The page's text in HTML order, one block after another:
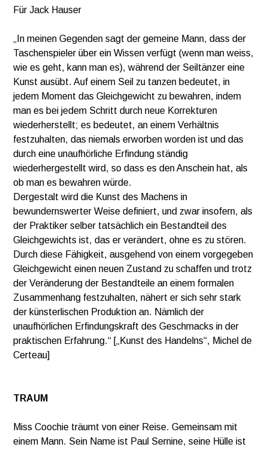
Für Jack Hauser
„In meinen Gegenden sagt der gemeine Mann, dass der
Taschenspieler über ein Wissen verfügt (wenn man weiss,
wie es geht, kann man es), während der Seiltänzer eine
Kunst ausübt. Auf einem Seil zu tanzen bedeutet, in
jedem Moment das Gleichgewicht zu bewahren, indem
man es bei jedem Schritt durch neue Korrekturen
wiederherstellt; es bedeutet, an einem Verhältnis
festzuhalten, das niemals erworben worden ist und das
durch eine unaufhörliche Erfindung ständig
wiederhergestellt wird, so dass es den Anschein hat, als
ob man es bewahren würde.
Dergestalt wird die Kunst des Machens in
bewundernswerter Weise definiert, und zwar insofern, als
der Praktiker selber tatsächlich ein Bestandteil des
Gleichgewichts ist, das er verändert, ohne es zu stören.
Durch diese Fähigkeit, ausgehend von einem vorgegeben
Gleichgewicht einen neuen Zustand zu schaffen und trotz
der Veränderung der Bestandteile an einem formalen
Zusammenhang festzuhalten, nähert er sich sehr stark
der künsterlischen Produktion an. Nämlich der
unaufhörlichen Erfindungskraft des Geschmacks in der
praktischen Erfahrung.“ [„Kunst des Handelns“, Michel de
Certeau]
TRAUM
Miss Coochie träumt von einer Reise. Gemeinsam mit
einem Mann. Sein Name ist Paul Sernine, seine Hülle ist